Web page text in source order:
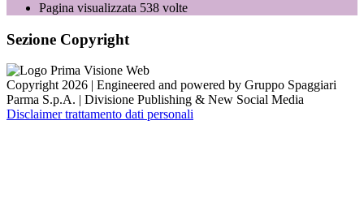
Pagina visualizzata 538 volte
Sezione Copyright
Copyright 2026 | Engineered and powered by Gruppo Spaggiari
Parma S.p.A. | Divisione Publishing & New Social Media
Disclaimer trattamento dati personali